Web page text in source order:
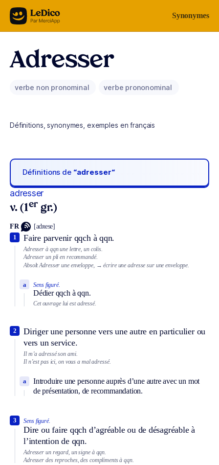
Aller au contenu Synonymes
Adresser
verbe non pronominal verbe prononominal
Définitions, synonymes, exemples en français
Définitions de “adresser“
adresser
v. (1er gr.)
FR [adʀese]
Faire parvenir qqch à qqn.
1
Adresser à qqn une lettre, un colis.
Adresser un pli en recommandé.
Absolt Adresser une enveloppe, → écrire une adresse sur une enveloppe.
Sens figuré.
Dédier qqch à qqn.
a
Cet ouvrage lui est adressé.
Diriger une personne vers une autre en particulier ou
vers un service.
2
Il m’a adressé son ami.
Il n’est pas ici, on vous a mal adressé.
Introduire une personne auprès d’une autre avec un mot
de présentation, de recommandation.
a
Sens figuré.
Dire ou faire qqch d’agréable ou de désagréable à
l’intention de qqn.
3
Adresser un regard, un signe à qqn.
Adresser des reproches, des compliments à qqn.